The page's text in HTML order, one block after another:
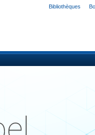
Bibliothèques